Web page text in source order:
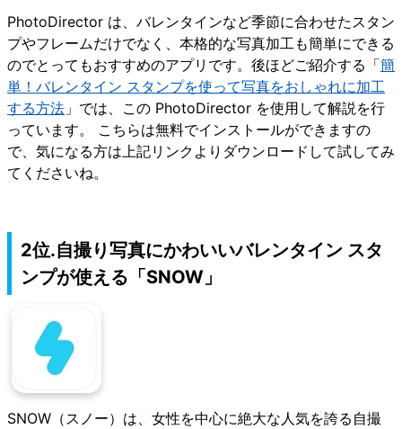
PhotoDirector は、バレンタインなど季節に合わせたスタン
プやフレームだけでなく、本格的な写真加工も簡単にできる
のでとってもおすすめのアプリです。後ほどご紹介する「簡
単！バレンタイン スタンプを使って写真をおしゃれに加工
する方法 」では、この PhotoDirector を使用して解説を行
っています。 こちらは無料でインストールができますの
で、気になる方は上記リンクよりダウンロードして試してみ
てくださいね。
2位.自撮り写真にかわいいバレンタイン スタ
ンプが使える「SNOW」
SNOW（スノー） は、女性を中心に絶大な人気を誇る自撮